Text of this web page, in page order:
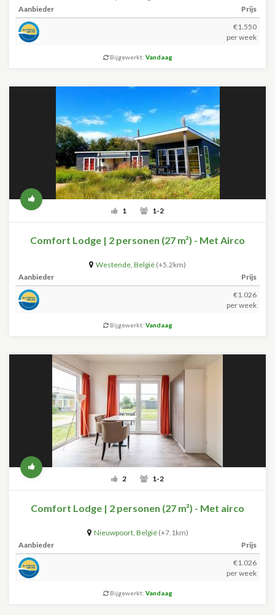
Aanbieder
Prijs
€1.550
per week
Bijgewerkt: Vandaag
1 1-2
Comfort Lodge | 2 personen (27 m²) - Met Airco
Westende, België (+5.2km)
Aanbieder
Prijs
€1.026
per week
Bijgewerkt: Vandaag
2 1-2
Comfort Lodge | 2 personen (27 m²) - Met airco
Nieuwpoort, België (+7.1km)
Aanbieder
Prijs
€1.026
per week
Bijgewerkt: Vandaag